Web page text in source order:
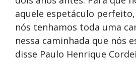
aquele espetáculo
nós tenhamos toda uma
nessa caminhada que nós
disse Paulo Henrique